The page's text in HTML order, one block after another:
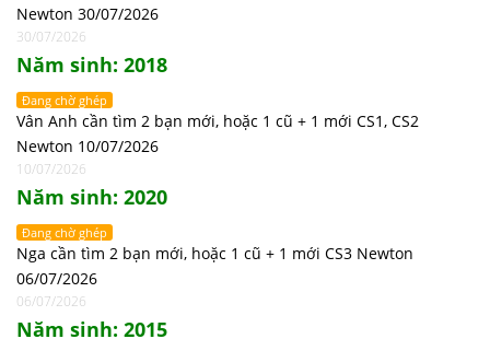
Newton 30/07/2026
30/07/2026
Năm sinh: 2018
Đang chờ ghép
Vân Anh cần tìm 2 bạn mới, hoặc 1 cũ + 1 mới CS1, CS2
Newton 10/07/2026
10/07/2026
Năm sinh: 2020
Đang chờ ghép
Nga cần tìm 2 bạn mới, hoặc 1 cũ + 1 mới CS3 Newton
06/07/2026
06/07/2026
Năm sinh: 2015